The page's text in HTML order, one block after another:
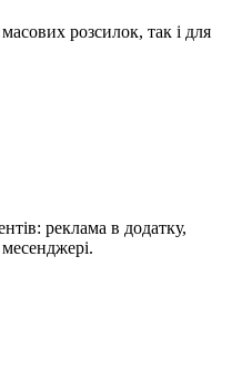
розсилок, так і для
реклама в додатку,